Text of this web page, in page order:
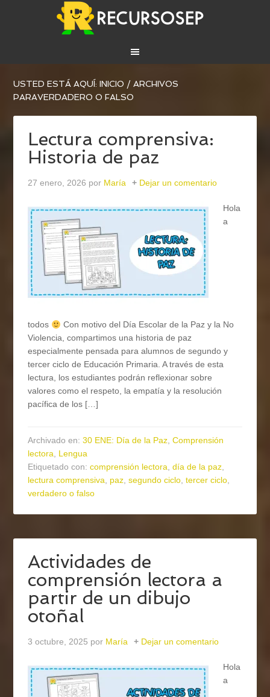
USTED ESTÁ AQUÍ:INICIO / ARCHIVOS
PARAVERDADERO O FALSO
Lectura comprensiva:
Historia de paz
27 enero, 2026 por María Dejar un comentario
Hola
a
todos
Con motivo del Día Escolar de la Paz y la No
Violencia, compartimos una historia de paz
especialmente pensada para alumnos de segundo y
tercer ciclo de Educación Primaria. A través de esta
lectura, los estudiantes podrán reflexionar sobre
valores como el respeto, la empatía y la resolución
pacífica de los […]
Archivado en:30 ENE: Día de la Paz,Comprensión
lectora, Lengua
Etiquetado con:comprensión lectora,día de la paz,
lectura comprensiva, paz,segundo ciclo,tercer ciclo,
verdadero o falso
Actividades de
comprensión lectora a
partir de un dibujo
otoñal
3 octubre, 2025 por María Dejar un comentario
Hola
a